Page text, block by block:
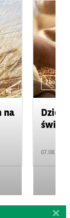
na
Zboża i
07.08.2026